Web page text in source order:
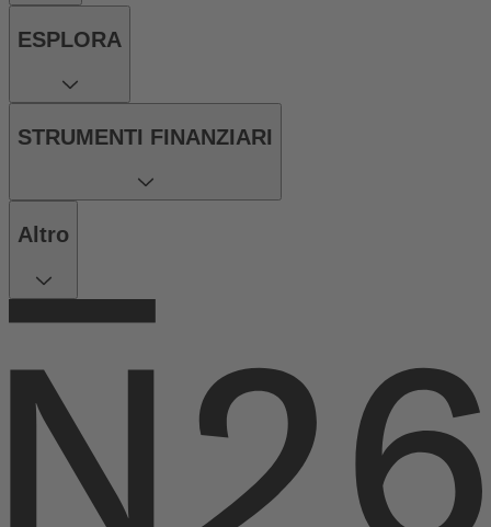
ESPLORA
STRUMENTI FINANZIARI
Altro